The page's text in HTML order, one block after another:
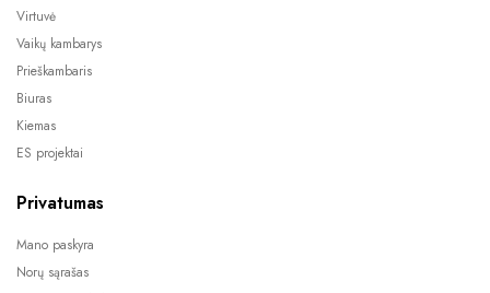
Virtuvė
Vaikų kambarys
Prieškambaris
Biuras
Kiemas
ES projektai
Privatumas
Mano paskyra
Norų sąrašas